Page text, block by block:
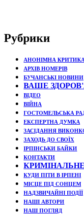
Рубрики
АНОНІМНА КРИТИКА
АРХІВ НОМЕРІВ
БУЧАНСЬКІ НОВИНИ
ВАШЕ
ВІДЕО
ВІЙНА
ГОСТОМЕЛЬСЬКА
ЕКСПЕРТНА ДУМКА
ЗАСІДАННЯ
ЗАХОДЬ ДО СВОЇХ
ІРПІНСЬКИ БАЙКИ
КОНТАКТИ
КУДИ ПІТИ В ІРПЕНІ
МІСЦЕ ПІД СОНЦЕМ
НАДЗВИЧАЙНІ ПОДЇЇ
НАШІ АВТОРИ
НАШ ПОГЛЯД